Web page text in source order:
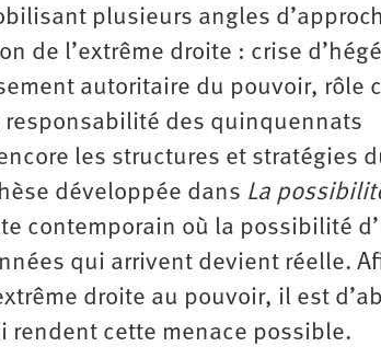
plusieurs angles
de l’extrême droite : crise
autoritaire du pouvoir, rôle
des quinquennats
les structures et stratégies
développée dans La
contemporain où la possibilité
qui arrivent devient réelle.
droite au pouvoir, il est
rendent cette menace possible.